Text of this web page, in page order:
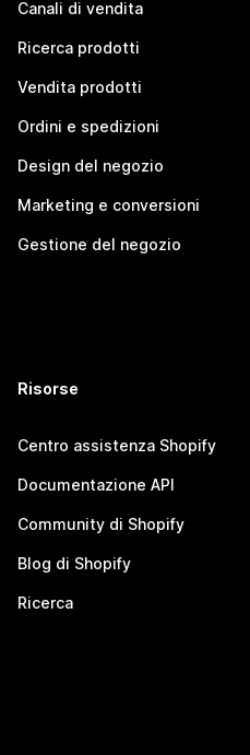
Canali di vendita
Ricerca prodotti
Vendita prodotti
Ordini e spedizioni
Design del negozio
Marketing e conversioni
Gestione del negozio
Risorse
Centro assistenza Shopify
Documentazione API
Community di Shopify
Blog di Shopify
Ricerca